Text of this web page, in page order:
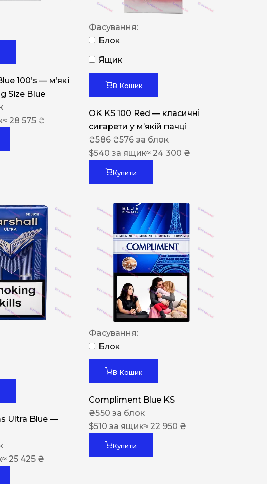
100’s — м’які
Size Blue
≈ 28 575 ₴
Фасування:
Блок
Ящик
В Кошик
OK KS 100 Red — класичні
сигарети у м’якій пачці
₴586 ₴576 за блок
$540 за ящик≈ 24 300 ₴
Купити
Ultra Blue —
≈ 25 425 ₴
Фасування:
Блок
В Кошик
Compliment Blue KS
₴550 за блок
$510 за ящик≈ 22 950 ₴
Купити